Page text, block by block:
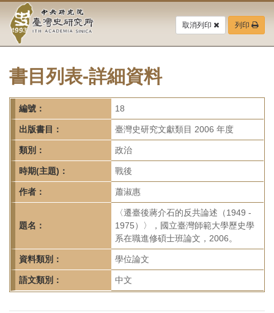
要
中
央
研
究
院-
臺
灣
史
研
究
所-
首
頁
取消列印 列印
書目列表-詳細資料
編號： 18
出版書目： 臺灣史研究文獻類目 2006 年度
類別： 政治
時期(主題)： 戰後
作者： 蕭淑惠
題名：
〈遷臺後蔣介石的反共論述（1949 -
1975）〉，國立臺灣師範大學歷史學
系在職進修碩士班論文，2006。
資料類別： 學位論文
語文類別： 中文